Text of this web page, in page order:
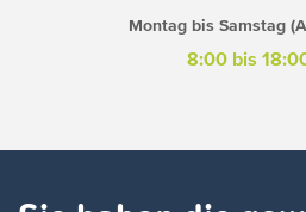
Montag bis Samstag
8:00 bis